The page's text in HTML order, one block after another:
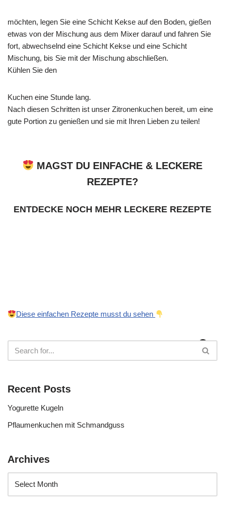
möchten, legen Sie eine Schicht Kekse auf den Boden, gießen
etwas von der Mischung aus dem Mixer darauf und fahren Sie
fort, abwechselnd eine Schicht Kekse und eine Schicht
Mischung, bis Sie mit der Mischung abschließen.
Kühlen Sie den
Kuchen eine Stunde lang.
Nach diesen Schritten ist unser Zitronenkuchen bereit, um eine
gute Portion zu genießen und sie mit Ihren Lieben zu teilen!
MAGST DU EINFACHE & LECKERE
REZEPTE?
ENTDECKE NOCH MEHR LECKERE REZEPTE
Diese einfachen Rezepte musst du sehen
Recent Posts
Yogurette Kugeln
Pflaumenkuchen mit Schmandguss
Archives